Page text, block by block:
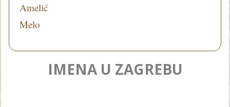
Amelić
Melo
IMENA U ZAGREBU